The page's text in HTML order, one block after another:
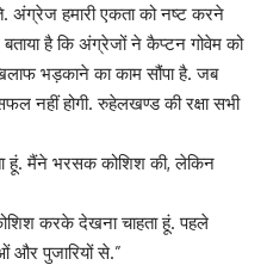
अंग्रेज हमारी एकता को नष्ट करने
है कि अंग्रेजों ने कैप्टन गोवेम को
भड़काने का काम सौंपा है. जब
नहीं होगी. रुहेलखण्ड की रक्षा सभी
हूं. मैंने भरसक कोशिश की, लेकिन
करके देखना चाहता हूं. पहले
और पुजारियों से.”